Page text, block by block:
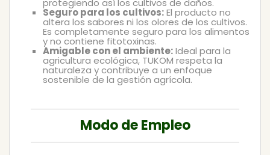
protegiendo así los cultivos de daños.
Seguro para los cultivos:El producto no
altera los sabores ni los olores de los cultivos.
Es completamente seguro para los alimentos
y no contiene fitotoxinas.
Amigable con el ambiente:Ideal para la
agricultura ecológica, TUKOM respeta la
naturaleza y contribuye a un enfoque
sostenible de la gestión agrícola.
Modo de Empleo